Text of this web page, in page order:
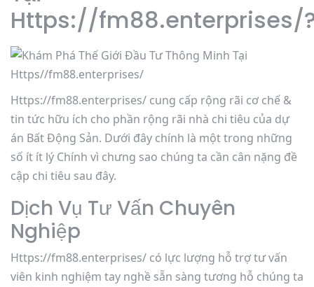
Https://fm88.enterprises/
Https://fm88.enterprises/ cung cấp rộng rãi cơ chế &
tin tức hữu ích cho phần rộng rãi nhà chi tiêu của dự
án Bất Động Sản. Dưới đây chính là một trong những
số ít ít lý Chính vì chưng sao chúng ta cần cân nặng đề
cập chi tiêu sau đây.
Dịch Vụ Tư Vấn Chuyên
Nghiệp
Https://fm88.enterprises/ có lực lượng hỗ trợ tư vấn
viên kinh nghiệm tay nghề sẵn sàng tương hỗ chúng ta